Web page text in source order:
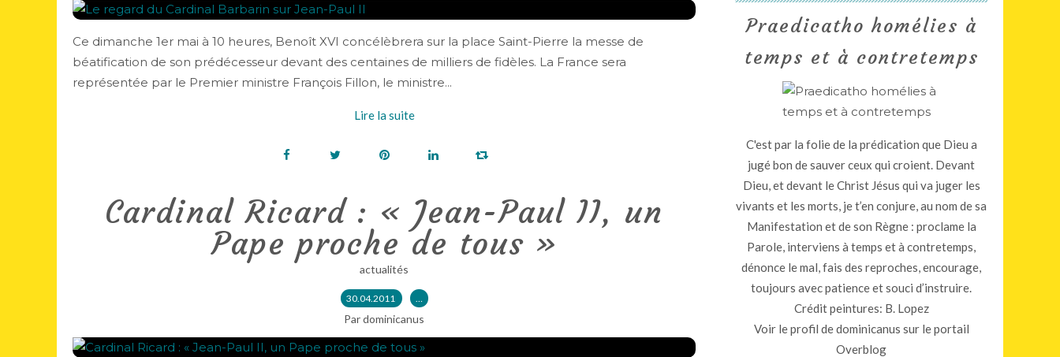
Ce dimanche 1er mai à 10 heures, Benoît XVI concélèbrera sur la place Saint-Pierre la messe de
béatification de son prédécesseur devant des centaines de milliers de fidèles. La France sera
représentée par le Premier ministre François Fillon, le ministre...
Lire la suite
Cardinal Ricard : « Jean-Paul II, un
Pape proche de tous »
actualités
30.04.2011 …
Par dominicanus
Praedicatho homélies à
temps et à contretemps
C'est par la folie de la prédication que Dieu a
jugé bon de sauver ceux qui croient. Devant
Dieu, et devant le Christ Jésus qui va juger les
vivants et les morts, je t’en conjure, au nom de sa
Manifestation et de son Règne : proclame la
Parole, interviens à temps et à contretemps,
dénonce le mal, fais des reproches, encourage,
toujours avec patience et souci d’instruire.
Crédit peintures: B. Lopez
Voir le profil dedominicanus sur le portail
Overblog